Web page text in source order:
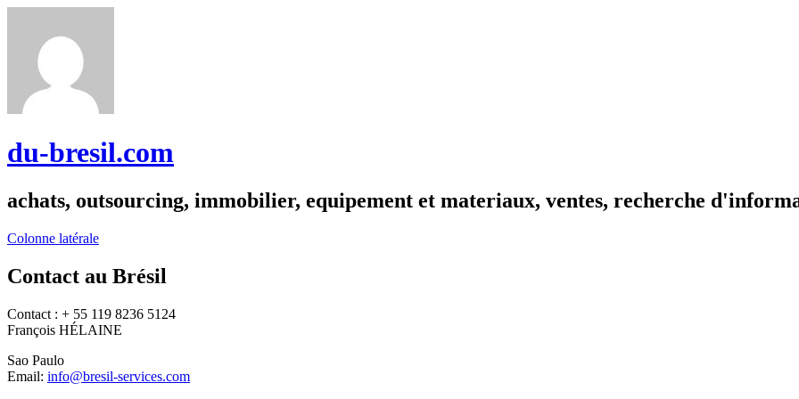
du-bresil.com
achats, outsourcing, immobilier, equipement et materiaux, ventes, recherche
Colonne latérale
Contact au Brésil
Contact : + 55 119 8236 5124
François HÉLAINE
Sao Paulo
Email: info@bresil-services.com